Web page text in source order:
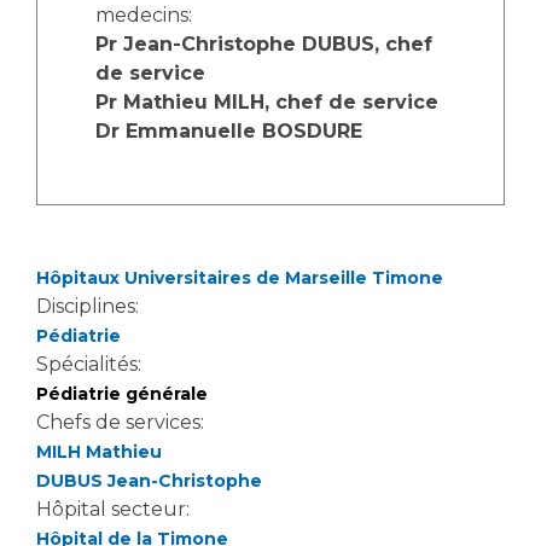
Salon des familles
Transports sanitaires
Vos droits, vos devoirs
Pôle Médecine Physique et Réadaptation
Accueil sourds et malentendants
Charte Romain Jacob
Mouvement Parcours Handicap 13
Activité physique
Les structures de recherche
Écoles et Instituts de Formation
Professionnels de santé
Adresser un patient
Réseaux de soins
Adresser un examen au Laboratoire de Biologie
Médicale
Radiologie / Imagerie
Cancérologie
medecins:
Pr Jean-Christophe DUBUS, chef
de service
Pr Mathieu MILH, chef de service
Dr Emmanuelle BOSDURE
Hôpitaux Universitaires de Marseille Timone
Disciplines:
Pédiatrie
Spécialités:
Pédiatrie générale
Chefs de services:
MILH Mathieu
DUBUS Jean-Christophe
Hôpital secteur:
Hôpital de la Timone